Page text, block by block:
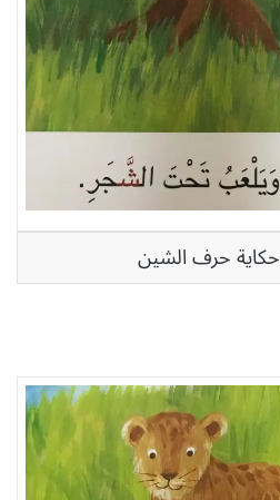
حرف الشين